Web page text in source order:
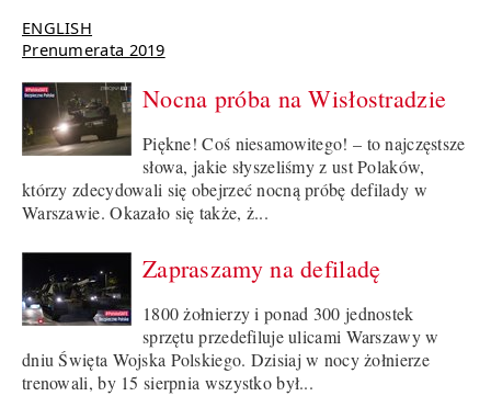
ENGLISH
Prenumerata 2019
Nocna próba na Wisłostradzie
Piękne! Coś niesamowitego! – to najczęstsze
słowa, jakie słyszeliśmy z ust Polaków,
którzy zdecydowali się obejrzeć nocną próbę defilady w
Warszawie. Okazało się także, ż...
Zapraszamy na defiladę
1800 żołnierzy i ponad 300 jednostek
sprzętu przedefiluje ulicami Warszawy w
dniu Święta Wojska Polskiego. Dzisiaj w nocy żołnierze
trenowali, by 15 sierpnia wszystko był...